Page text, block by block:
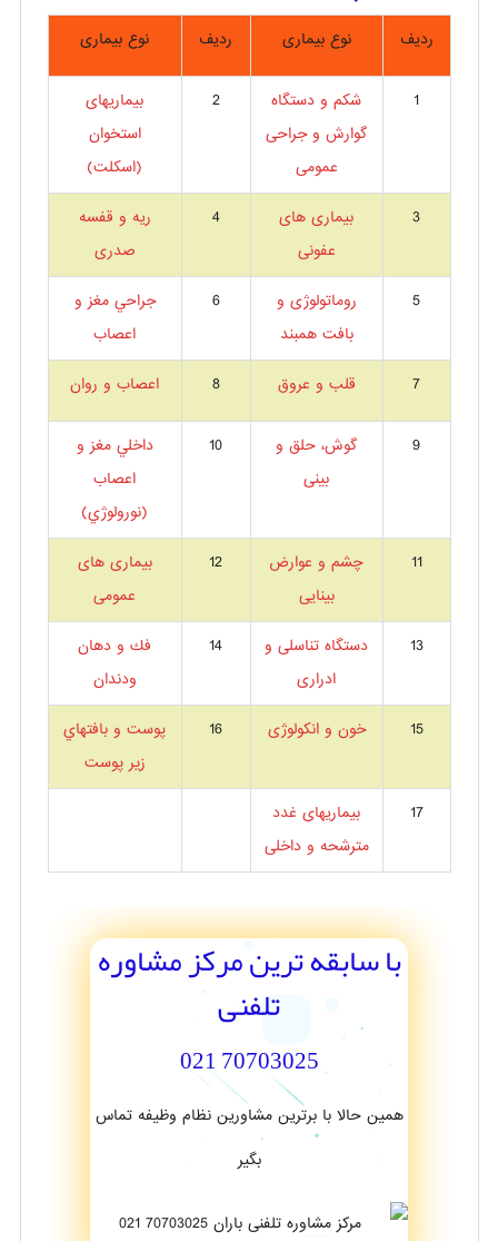
ردیف نوع بیماری ردیف نوع بیماری
1
شکم و دستگاه
گوارش و جراحی
عمومی
2
بیماریهای
استخوان
(اسکلت)
3
بیماری های
عفونی
4
ریه و قفسه
صدری
5
روماتولوژی و
بافت همبند
6
جراحي مغز و
اعصاب
7 قلب و عروق 8 اعصاب و روان
9
گوش، حلق و
بینی
10
داخلي مغز و
اعصاب
(نورولوژي)
11
چشم و عوارض
بینایی
12
بیماری های
عمومی
13
دستگاه تناسلی و
ادراری
14
فك و دهان
ودندان
15 خون و انكولوژی 16
پوست و بافتهاي
زير پوست
17
بیماریهای غدد
مترشحه و داخلی
با سابقه ترین مرکز مشاوره
تلفنی
70703025 021
همین حالا با برترین مشاورین نظام وظیفه تماس
بگیر